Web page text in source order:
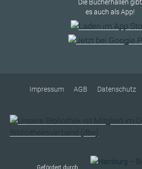
Die Bücherhallen gibt
es auch als App!
Impressum AGB Datenschutz
Gefördert durch